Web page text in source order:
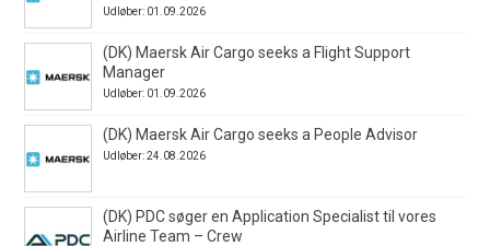
Udløber: 01.09.2026
(DK) Maersk Air Cargo seeks a Flight Support
Manager
Udløber: 01.09.2026
(DK) Maersk Air Cargo seeks a People Advisor
Udløber: 24.08.2026
(DK) PDC søger en Application Specialist til vores
Airline Team – Crew